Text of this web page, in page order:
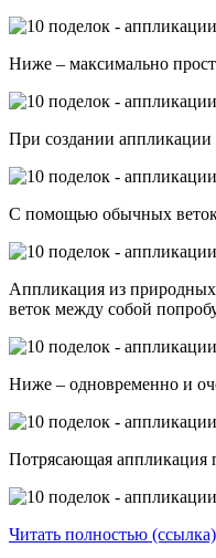
Ниже – максимально
При создании аппликации
С помощью обычных веток
Аппликация из природных
веток между собой
Ниже – одновременно и
Потрясающая аппликация
Читать полностью (ссылка)